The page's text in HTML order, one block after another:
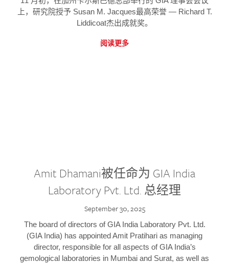
上，研究院授予 Susan M. Jacques最高荣誉 — Richard T.
Liddicoat杰出成就奖。
阅读更多
Amit Dhamani被任命为 GIA India
Laboratory Pvt. Ltd. 总经理
September 30, 2025
The board of directors of GIA India Laboratory Pvt. Ltd.
(GIA India) has appointed Amit Pratihari as managing
director, responsible for all aspects of GIA India’s
gemological laboratories in Mumbai and Surat, as well as